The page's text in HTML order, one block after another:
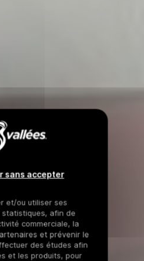
sans accepter
et/ou utiliser ses
afin de
commerciale, la
et prévenir le
des études afin
et les produits, pour